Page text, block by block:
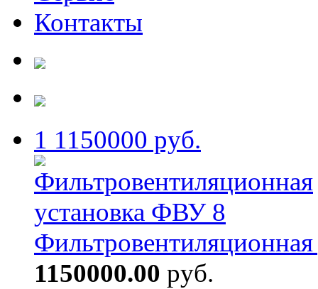
Контакты
1 1150000 руб.
1150000.00 руб.